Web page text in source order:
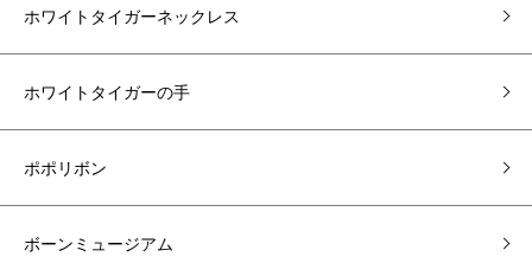
ホワイトタイガーネックレス
ホワイトタイガーの手
ポポリボン
ボーンミュージアム